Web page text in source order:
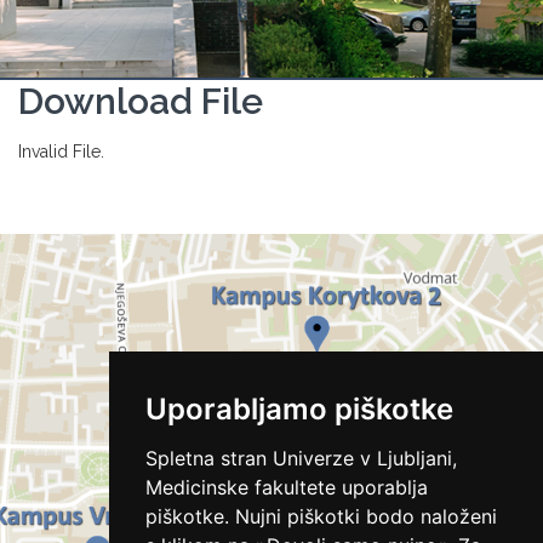
Uporabljamo piškotke
Spletna stran Univerze v Ljubljani,
Medicinske fakultete uporablja
piškotke. Nujni piškotki bodo naloženi
Download File
Invalid File.